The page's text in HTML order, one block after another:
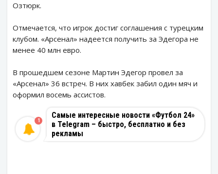
Озтюрк.
Отмечается, что игрок достиг соглашения с турецким
клубом. «Арсенал» надеется получить за Эдегора не
менее 40 млн евро.
В прошедшем сезоне Мартин Эдегор провел за
«Арсенал» 36 встреч. В них хавбек забил один мяч и
оформил восемь ассистов.
Самые интересные новости «Футбол 24»
в Telegram – быстро, бесплатно и без
рекламы
1